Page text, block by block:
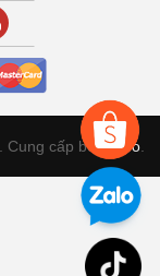
. Cung cấp bởiSapo